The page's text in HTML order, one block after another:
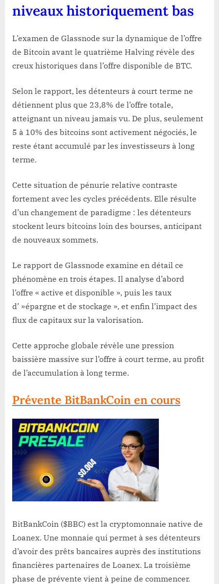
niveaux historiquement bas
L’examen de Glassnode sur la dynamique de l’offre
de Bitcoin avant le quatrième Halving révèle des
creux historiques dans l’offre disponible de BTC.
Selon le rapport, les détenteurs à court terme ne
détiennent plus que 23,8% de l’offre totale,
atteignant un niveau jamais vu. De plus, seulement
5 à 10% des bitcoins sont activement négociés, le
reste étant accumulé par les investisseurs à long
terme.
Cette situation de pénurie relative contraste
fortement avec les cycles précédents. Elle résulte
d’un changement de paradigme : les détenteurs
stockent leurs bitcoins loin des bourses, anticipant
de nouveaux sommets.
Le rapport de Glassnode examine en détail ce
phénomène en trois étapes. Il analyse d’abord
l’offre « active et disponible », puis les taux
d’ »épargne et de stockage », et enfin l’impact des
flux de capitaux sur la valorisation.
Cette approche globale révèle une pression
baissière massive sur l’offre à court terme, au profit
de l’accumulation à long terme.
Prévente BitBankCoin en cours
BitBankCoin ($BBC) est la cryptomonnaie native de
Loanex. Une monnaie qui permet à ses détenteurs
d’avoir des prêts bancaires auprès des institutions
financières partenaires de Loanex. La troisième
phase de prévente vient à peine de commencer.